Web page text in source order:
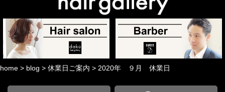
home > blog > 休業日ご案内 > 2020年 ９月 休業日